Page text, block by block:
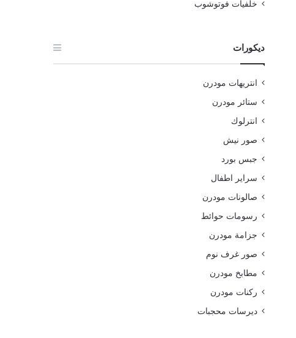
خلفيات فوتوشوب
ديكورات
انتريهات مودرن
ستائر مودرن
انترلوك
صور نيش
جبس بورد
سراير اطفال
صالونات مودرن
رسومات حوائط
جزامة مودرن
صور غرف نوم
مطابخ مودرن
ركنات مودرن
ديرسات محجبات